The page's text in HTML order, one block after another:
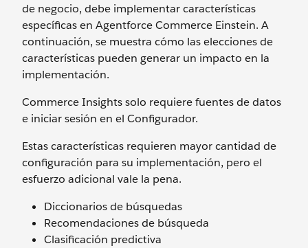
de negocio, debe implementar características
específicas en Agentforce Commerce Einstein. A
continuación, se muestra cómo las elecciones de
características pueden generar un impacto en la
implementación.
Commerce Insights solo requiere fuentes de datos
e iniciar sesión en el Configurador.
Estas características requieren mayor cantidad de
configuración para su implementación, pero el
esfuerzo adicional vale la pena.
Diccionarios de búsquedas
Recomendaciones de búsqueda
Clasificación predictiva